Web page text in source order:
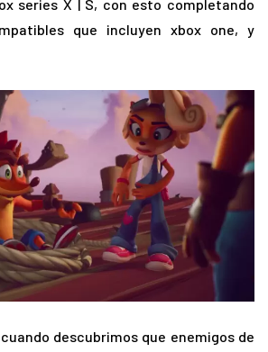
series X | S, con esto completando
que incluyen xbox one, y
descubrimos que enemigos de